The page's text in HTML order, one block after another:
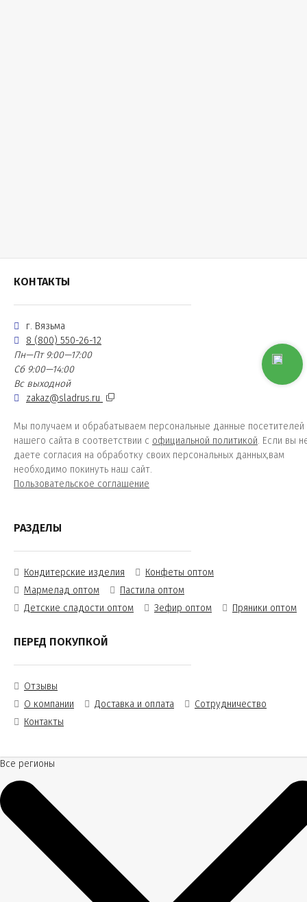
КОНТАКТЫ
г. Вязьма
8 (800) 550-26-12
Пн—Пт 9:00—17:00
Сб 9:00—14:00
Вс выходной
zakaz@sladrus.ru
Мы получаем и обрабатываем персональные данные посетителей
нашего сайта в соответствии с официальной политикой. Если вы
даете согласия на обработку своих персональных данных,вам
необходимо покинуть наш сайт.
Пользовательское соглашение
РАЗДЕЛЫ
Кондитерские изделия
Конфеты оптом
Мармелад оптом
Пастила оптом
Детские сладости оптом
Зефир оптом Пряники оптом
ПЕРЕД ПОКУПКОЙ
Отзывы
О компании
Доставка и оплата
Сотрудничество
Контакты
Все регионы